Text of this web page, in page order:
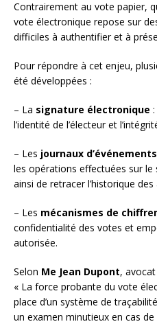
Contrairement au vote papier,
vote électronique repose sur
difficiles à authentifier et à
Pour répondre à cet enjeu,
été développées :
– La signature électronique
l’identité de l’électeur et
– Les journaux d’événements
les opérations effectuées sur
ainsi de retracer l’historique des
– Les mécanismes de
confidentialité des votes et
autorisée.
Selon Me Jean Dupont,
« La force probante du vote
place d’un système de
un examen minutieux en cas